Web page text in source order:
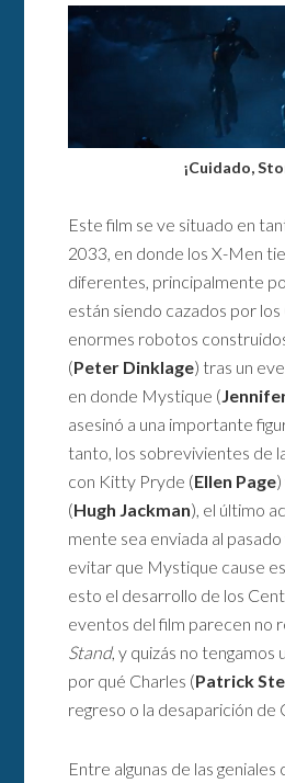
¡Cuidado,
Este film se ve situado en
2033, en donde los X-Men
diferentes, principalmente
están siendo cazados por los
enormes robotos
(Peter Dinklage) tras un
en donde Mystique (
asesinó a una importante
tanto, los sobrevivientes de
con Kitty Pryde (Ellen Page
(Hugh Jackman), el último
mente sea enviada al
evitar que Mystique cause
esto el desarrollo de los
eventos del film parecen no
Stand, y quizás no tengamos
por qué Charles (Patrick
regreso o la desaparición de
Entre algunas de las geniales